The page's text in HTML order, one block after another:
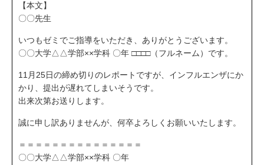
【本文】
〇〇先生
いつもゼミでご指導をいただき、ありがとうございます。
〇〇大学△△学部××学科 〇年 □□□□（フルネーム）です。
11月25日の締め切りのレポートですが、インフルエンザにか
かり、提出が遅れてしまいそうです。
出来次第お送りします。
誠に申し訳ありませんが、何卒よろしくお願いいたします。
＝＝＝＝＝＝＝＝＝＝＝＝＝＝＝
〇〇大学△△学部××学科 〇年